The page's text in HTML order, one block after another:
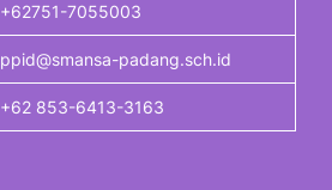
+62751-7055003
ppid@smansa-padang.sch.id
+62 853-6413-3163